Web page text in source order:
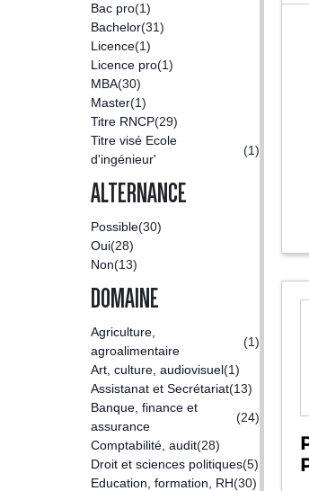
Bac pro(1)
Bachelor(31)
Licence(1)
Licence pro(1)
MBA(30)
Master(1)
Titre RNCP(29)
Titre visé Ecole
d'ingénieur'
(1)
ALTERNANCE
Possible(30)
Oui(28)
Non(13)
DOMAINE
Agriculture,
agroalimentaire
(1)
Art, culture, audiovisuel(1)
Assistanat et Secrétariat(13)
Banque, finance et
assurance
(24)
Comptabilité, audit(28)
Droit et sciences politiques(5)
Education, formation, RH(30)